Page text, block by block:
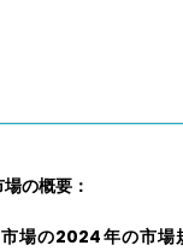
の概要：
場の2024年の市場